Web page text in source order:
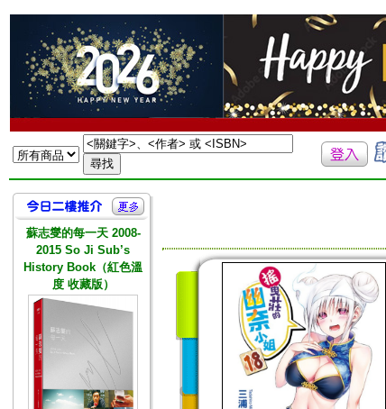
蘇志燮的每一天 2008-
2015 So Ji Sub’s
History Book（紅色溫
度 收藏版）